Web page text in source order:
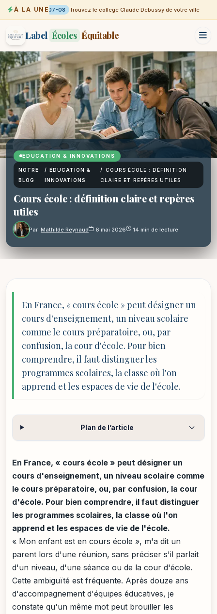
À LA UNE07-08 Trouvez le collège Claude Debussy de votre ville
Label Écoles Équitable
ÉDUCATION & INNOVATIONS
NOTRE
BLOG
/ ÉDUCATION &
INNOVATIONS
/
COURS ÉCOLE : DÉFINITION
CLAIRE ET REPÈRES UTILES
Cours école : définition claire et repères
utiles
Par Mathilde Reynaud 6 mai 2026 14 min de lecture
En France, « cours école » peut désigner un
cours d'enseignement, un niveau scolaire
comme le cours préparatoire, ou, par
confusion, la cour d'école. Pour bien
comprendre, il faut distinguer les
programmes scolaires, la classe où l'on
apprend et les espaces de vie de l'école.
Plan de l’article
En France, « cours école » peut désigner un
cours d'enseignement, un niveau scolaire comme
le cours préparatoire, ou, par confusion, la cour
d'école. Pour bien comprendre, il faut distinguer
les programmes scolaires, la classe où l'on
apprend et les espaces de vie de l'école.
« Mon enfant est en cours école », m'a dit un
parent lors d'une réunion, sans préciser s'il parlait
d'un niveau, d'une séance ou de la cour d'école.
Cette ambiguïté est fréquente. Après douze ans
d'accompagnement d'équipes éducatives, je
constate qu'un même mot peut brouiller les